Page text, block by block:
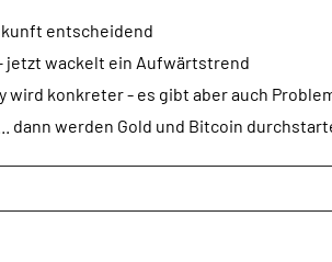
entscheidend
jetzt wackelt ein Aufwärtstrend
wird konkreter - es gibt aber auch
dann werden Gold und Bitcoin